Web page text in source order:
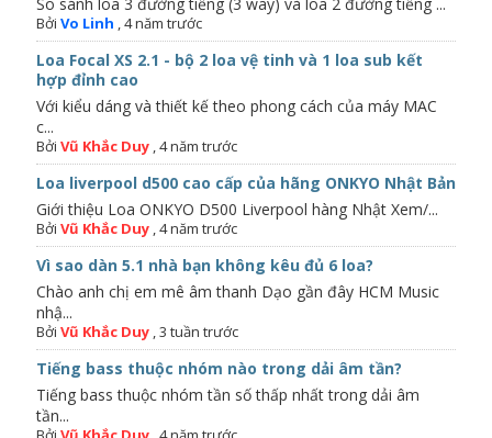
Bởi Vo Linh ,4 năm trước
Loa Focal XS 2.1 - bộ 2 loa vệ tinh và 1 loa sub kết
hợp đỉnh cao
Với kiểu dáng và thiết kế theo phong cách của máy MAC
c...
Bởi Vũ Khắc Duy ,4 năm trước
Loa liverpool d500 cao cấp của hãng ONKYO Nhật Bản
Giới thiệu Loa ONKYO D500 Liverpool hàng Nhật Xem/...
Bởi Vũ Khắc Duy ,4 năm trước
Vì sao dàn 5.1 nhà bạn không kêu đủ 6 loa?
Chào anh chị em mê âm thanh Dạo gần đây HCM Music
nhậ...
Bởi Vũ Khắc Duy ,3 tuần trước
Tiếng bass thuộc nhóm nào trong dải âm tần?
Tiếng bass thuộc nhóm tần số thấp nhất trong dải âm
tần...